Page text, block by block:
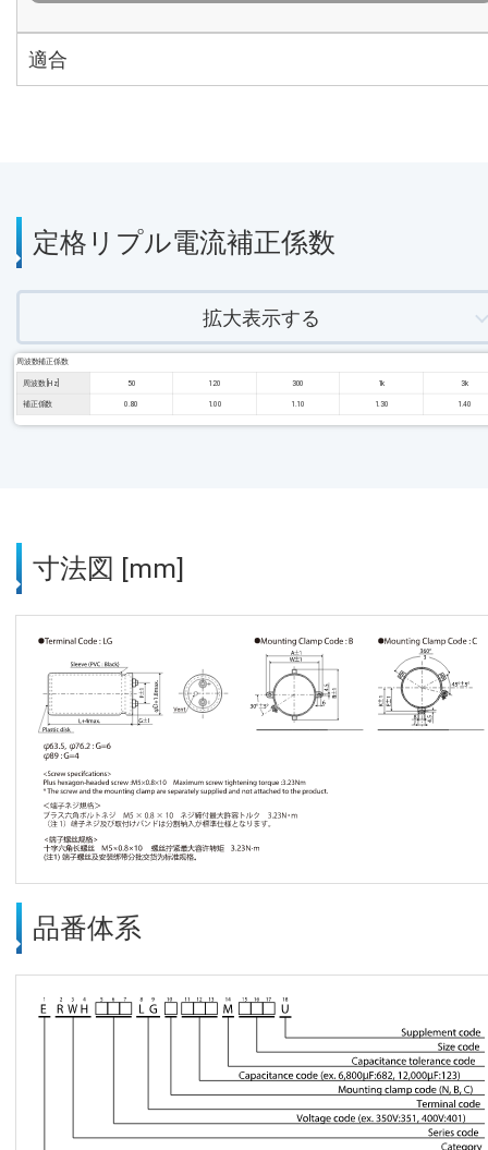
適合
定格リプル電流補正係数
拡大表示する
周波数補正係数
周波数 [Hz] 50 120 300 1k 3k
補正係数 0.80 1.00 1.10 1.30 1.40
寸法図 [mm]
品番体系